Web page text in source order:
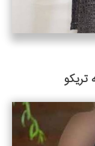
تریکو